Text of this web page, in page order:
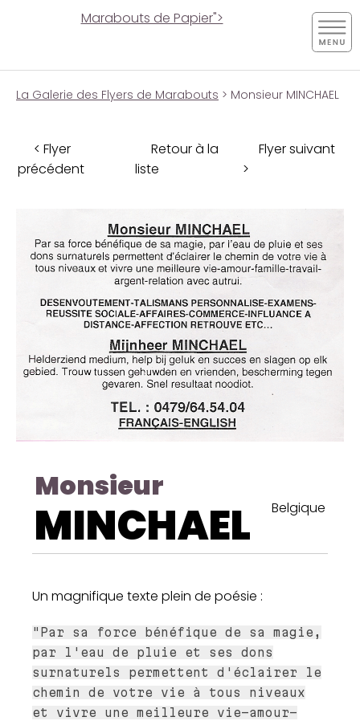
Marabouts de Papier">
La Galerie des Flyers de Marabouts > Monsieur MINCHAEL
< Flyer
précédent
Retour à la
liste
Flyer suivant
>
Monsieur
MINCHAEL Belgique
Un magnifique texte plein de poésie :
"Par sa force bénéfique de sa magie,
par l'eau de pluie et ses dons
surnaturels permettent d'éclairer le
chemin de votre vie à tous niveaux
et vivre une meilleure vie-amour-